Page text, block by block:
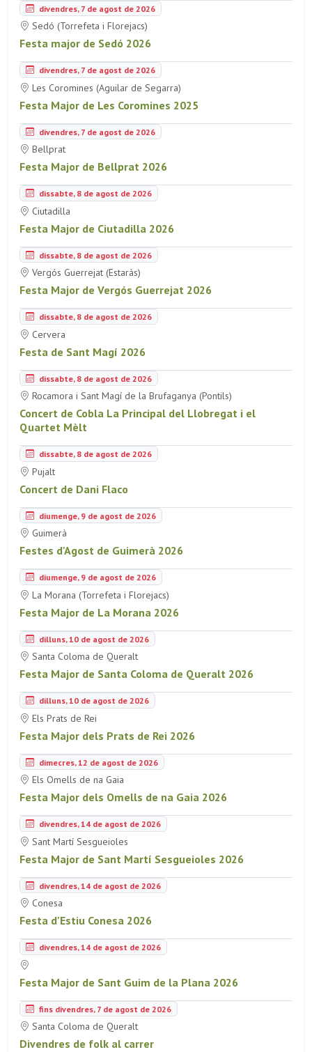
divendres, 7 de agost de 2026
Sedó (Torrefeta i Florejacs)
Festa major de Sedó 2026
divendres, 7 de agost de 2026
Les Coromines (Aguilar de Segarra)
Festa Major de Les Coromines 2025
divendres, 7 de agost de 2026
Bellprat
Festa Major de Bellprat 2026
dissabte, 8 de agost de 2026
Ciutadilla
Festa Major de Ciutadilla 2026
dissabte, 8 de agost de 2026
Vergós Guerrejat (Estaràs)
Festa Major de Vergós Guerrejat 2026
dissabte, 8 de agost de 2026
Cervera
Festa de Sant Magí 2026
dissabte, 8 de agost de 2026
Rocamora i Sant Magí de la Brufaganya (Pontils)
Concert de Cobla La Principal del Llobregat i el
Quartet Mèlt
dissabte, 8 de agost de 2026
Pujalt
Concert de Dani Flaco
diumenge, 9 de agost de 2026
Guimerà
Festes d'Agost de Guimerà 2026
diumenge, 9 de agost de 2026
La Morana (Torrefeta i Florejacs)
Festa Major de La Morana 2026
dilluns, 10 de agost de 2026
Santa Coloma de Queralt
Festa Major de Santa Coloma de Queralt 2026
dilluns, 10 de agost de 2026
Els Prats de Rei
Festa Major dels Prats de Rei 2026
dimecres, 12 de agost de 2026
Els Omells de na Gaia
Festa Major dels Omells de na Gaia 2026
divendres, 14 de agost de 2026
Sant Martí Sesgueioles
Festa Major de Sant Martí Sesgueioles 2026
divendres, 14 de agost de 2026
Conesa
Festa d'Estiu Conesa 2026
divendres, 14 de agost de 2026
Festa Major de Sant Guim de la Plana 2026
fins divendres, 7 de agost de 2026
Santa Coloma de Queralt
Divendres de folk al carrer